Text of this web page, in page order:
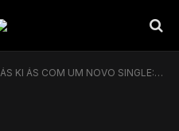
KI ÁS COM UM NOVO SINGLE: LOVE